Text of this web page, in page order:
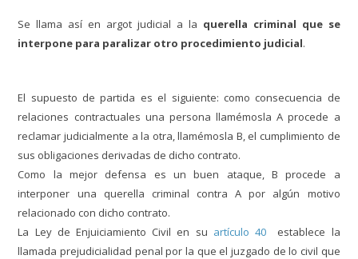
Se llama así en argot judicial a la querella criminal que se
interpone para paralizar otro procedimiento judicial.
El supuesto de partida es el siguiente: como consecuencia de
relaciones contractuales una persona llamémosla A procede a
reclamar judicialmente a la otra, llamémosla B, el cumplimiento de
sus obligaciones derivadas de dicho contrato.
Como la mejor defensa es un buen ataque, B procede a
interponer una querella criminal contra A por algún motivo
relacionado con dicho contrato.
La Ley de Enjuiciamiento Civil en su artículo 40 establece la
llamada prejudicialidad penal por la que el juzgado de lo civil que